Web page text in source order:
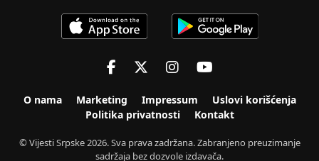
O nama Marketing Impressum
Uslovi korišćenja
Politika privatnosti
Kontakt
© Vijesti Srpske 2026. Sva prava zadržana. Zabranjeno preuzimanje
sadržaja bez dozvole izdavača.